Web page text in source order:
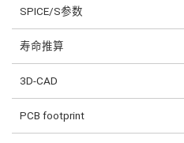
SPICE/S参数
寿命推算
3D-CAD
PCB footprint